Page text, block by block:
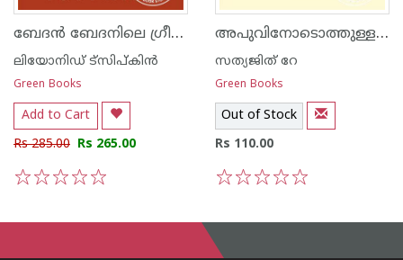
ബേദ‌ന്‍ ബേദനിലെ ഗ്രീഷ്മകാലത്ത്
ലിയോനിഡ് ട്സിപ്കിന്‍
Green Books
Add to Cart
Rs 285.00 Rs 265.00
അപുവിനോടൊത്തുള്ള എന്റെ ദിനങ്ങള്‍
സത്യജിത് റേ
Green Books
Out of Stock
Rs 110.00